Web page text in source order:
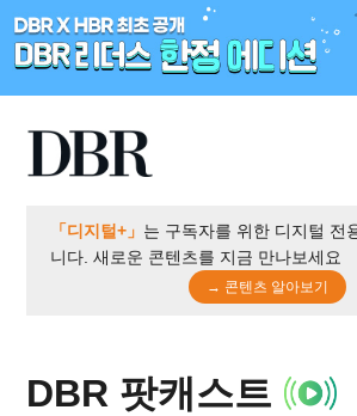
「디지털+」 는 구독자를 위한 디지털 전
니다. 새로운 콘텐츠를 지금 만나보세요
→ 콘텐츠 알아보기
DBR 팟캐스트